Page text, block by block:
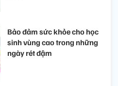
Bảo đảm sức khỏe cho học
sinh vùng cao trong những
ngày rét đậm